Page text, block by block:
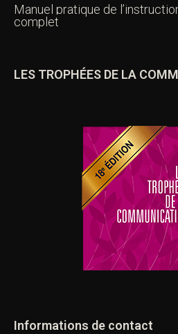
Manuel pratique de
complet
LES TROPHÉES DE LA
Informations de contact